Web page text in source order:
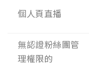
個人頁直播
無認證粉絲團管
理權限的